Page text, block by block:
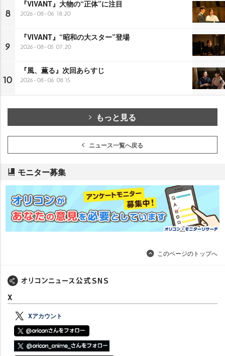
8
『VIVANT』大物の“正体”に注目
2026-08-06 18:20
9
『VIVANT』“昭和の大スター”登場
2026-08-05 07:20
10
『風、薫る』次回あらすじ
2026-08-06 08:15
もっと見る
ニュース一覧へ戻る
モニター募集
このページのトップへ
X
Xアカウント